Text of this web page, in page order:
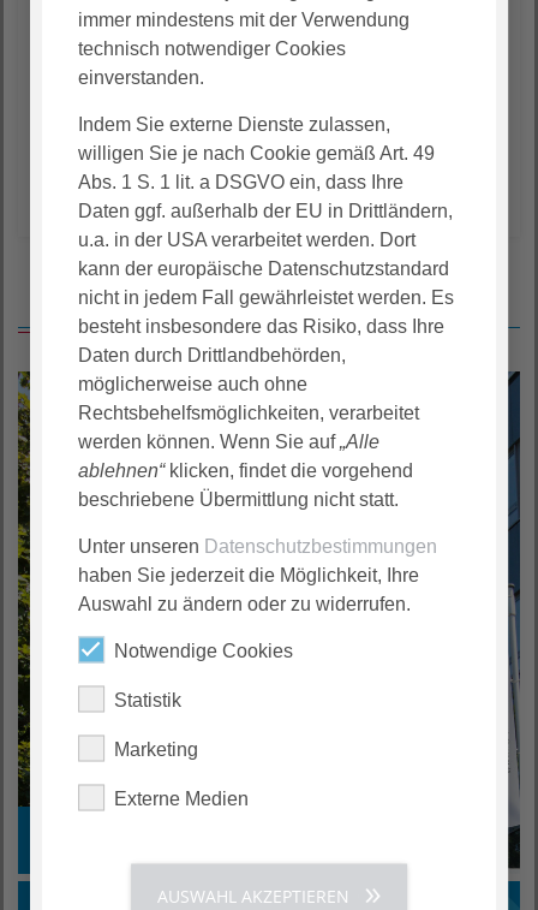
0
Das könnte Sie auch interessieren
immer mindestens mit der Verwendung
technisch notwendiger Cookies
einverstanden.
Indem Sie externe Dienste zulassen,
willigen Sie je nach Cookie gemäß Art. 49
Abs. 1 S. 1 lit. a DSGVO ein, dass Ihre
Daten ggf. außerhalb der EU in Drittländern,
u.a. in der USA verarbeitet werden. Dort
kann der europäische Datenschutzstandard
nicht in jedem Fall gewährleistet werden. Es
besteht insbesondere das Risiko, dass Ihre
Daten durch Drittlandbehörden,
möglicherweise auch ohne
Rechtsbehelfsmöglichkeiten, verarbeitet
werden können. Wenn Sie auf„Alle
ablehnen“klicken, findet die vorgehend
beschriebene Übermittlung nicht statt.
Unter unseren Datenschutzbestimmungen
haben Sie jederzeit die Möglichkeit, Ihre
Auswahl zu ändern oder zu widerrufen.
Notwendige Cookies
Statistik
Marketing
Externe Medien
AUSWAHL AKZEPTIEREN